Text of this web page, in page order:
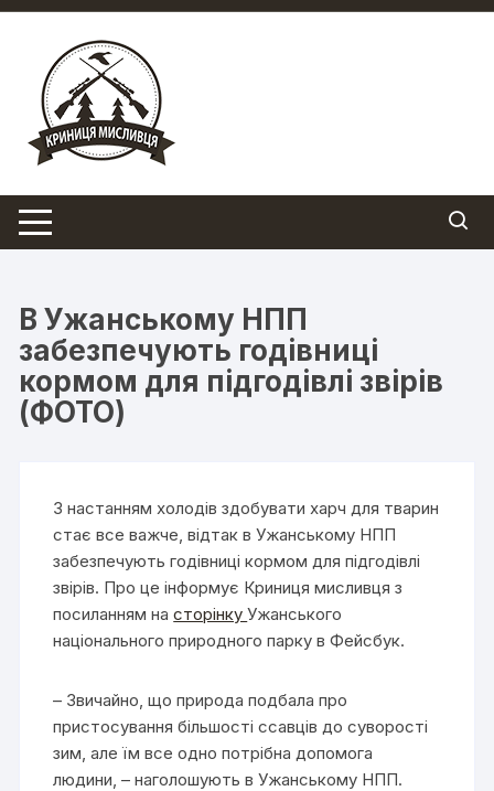
Перейти
вмісту
В Ужанському НПП
забезпечують годівниці
кормом для підгодівлі звірів
(ФОТО)
З настанням холодів здобувати харч для тварин
стає все важче, відтак в Ужанському НПП
забезпечують годівниці кормом для підгодівлі
звірів. Про це інформує Криниця мисливця з
посиланням насторінкуУжанського
національного природного парку в Фейсбук.
– Звичайно, що природа подбала про
пристосування більшості ссавців до суворості
зим, але їм все одно потрібна допомога
людини, – наголошують в Ужанському НПП.